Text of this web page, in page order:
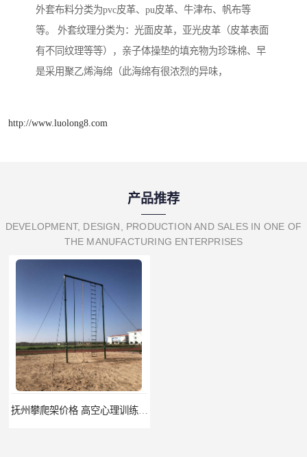
外套布料分类为pvc皮革、pu皮革、牛津布、帆布等
等。 外套纹理分类为：光面皮革，亚光皮革（皮革表面
有不同纹理等等），亲子体操垫的填充物为珍珠棉、早
是采用聚乙烯海绵（此海绵有很浓烈的异味，
http://www.luolong8.com
产品推荐
DEVELOPMENT, DESIGN, PRODUCTION AND SALES IN ONE OF
THE MANUFACTURING ENTERPRISES
抚州攀爬架价格 高空心理训练器材 标准尺寸